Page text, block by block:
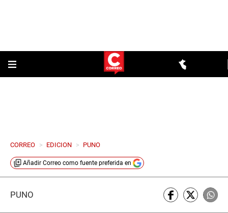
CORREO > EDICION > PUNO
Añadir Correo como fuente preferida en
PUNO